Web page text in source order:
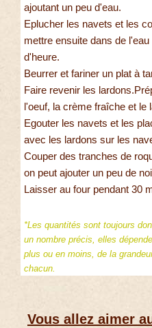
ajoutant un peu d'eau.
Eplucher les navets et les
mettre ensuite dans de
d'heure.
Beurrer et fariner un plat à
Faire revenir les
l'oeuf, la crème fraîche et le
Egouter les navets et les
avec les lardons sur les
Couper des tranches de
on peut ajouter un peu de
Laisser au four pendant 30
*Les quantités sont toujours
un nombre précis, elles
plus ou en moins, de la
chacun.
Vous allez aimer